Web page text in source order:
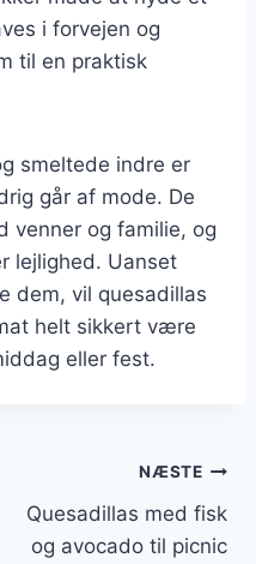
i forvejen og
til en praktisk
smeltede indre er
går af mode. De
venner og familie, og
lejlighed. Uanset
dem, vil quesadillas
helt sikkert være
eller fest.
NÆSTE
Quesadillas med fisk
og avocado til picnic